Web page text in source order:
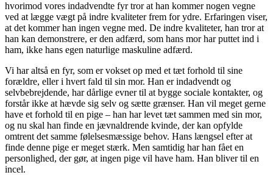
hvorimod vores indadvendte fyr tror at han kommer nogen vegne
ved at lægge vægt på indre kvaliteter frem for ydre. Erfaringen viser,
at det kommer han ingen vegne med. De indre kvaliteter, han tror at
han kan demonstrere, er den adfærd, som hans mor har puttet ind i
ham, ikke hans egen naturlige maskuline adfærd.
Vi har altså en fyr, som er vokset op med et tæt forhold til sine
forældre, eller i hvert fald til sin mor. Han er indadvendt og
selvbebrejdende, har dårlige evner til at bygge sociale kontakter, og
forstår ikke at hævde sig selv og sætte grænser. Han vil meget gerne
have et forhold til en pige – han har levet tæt sammen med sin mor,
og nu skal han finde en jævnaldrende kvinde, der kan opfylde
omtrent det samme følelsesmæssige behov. Hans længsel efter at
finde denne pige er meget stærk. Men samtidig har han fået en
personlighed, der gør, at ingen pige vil have ham. Han bliver til en
incel.